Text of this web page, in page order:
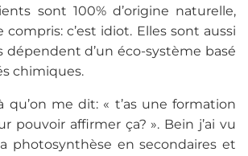
sont 100% d’origine naturelle,
compris: c’est idiot. Elles sont aussi
dépendent d’un éco-système basé
chimiques.
qu’on me dit: « t’as une formation
pouvoir affirmer ça? ». Bein j’ai vu
photosynthèse en secondaires et